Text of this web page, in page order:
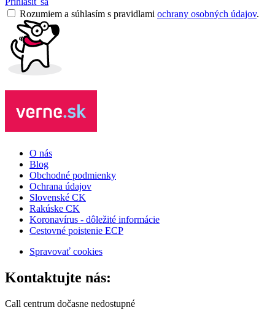
Rozumiem a súhlasím s pravidlami ochrany osobných údajov.
O nás
Blog
Obchodné podmienky
Ochrana údajov
Slovenské CK
Rakúske CK
Koronavírus - dôležité informácie
Cestovné poistenie ECP
Spravovať cookies
Kontaktujte nás:
Call centrum dočasne nedostupné